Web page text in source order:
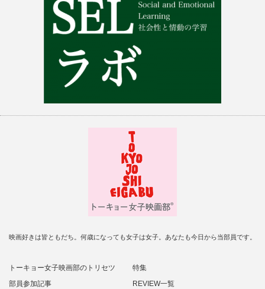
映画好きは皆ともだち。何歳になっても女子は女子。あなたも今日から当部員です。
トーキョー女子映画部のトリセツ
特集
部員参加記事
REVIEW一覧